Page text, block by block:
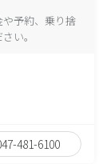
予約、乗り捨
い。
481-6100